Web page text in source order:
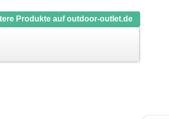
Produkte auf outdoor-outlet.de